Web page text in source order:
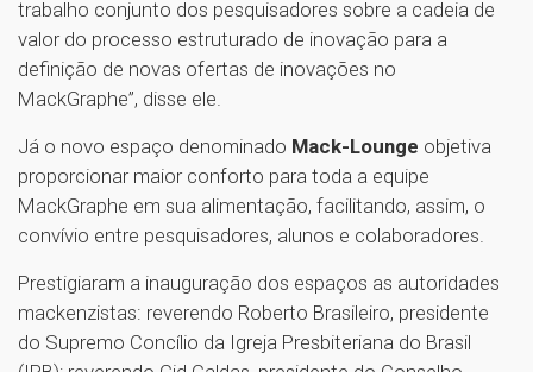
trabalho conjunto dos pesquisadores sobre a cadeia de
valor do processo estruturado de inovação para a
definição de novas ofertas de inovações no
MackGraphe”, disse ele.
Já o novo espaço denominado Mack-Lounge objetiva
proporcionar maior conforto para toda a equipe
MackGraphe em sua alimentação, facilitando, assim, o
convívio entre pesquisadores, alunos e colaboradores.
Prestigiaram a inauguração dos espaços as autoridades
mackenzistas: reverendo Roberto Brasileiro, presidente
do Supremo Concílio da Igreja Presbiteriana do Brasil